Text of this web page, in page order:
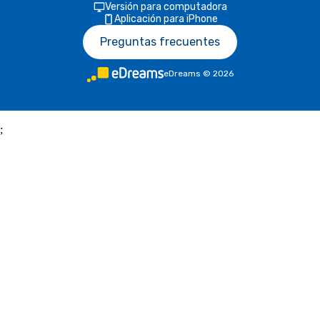
Versión para computadora
Aplicación para iPhone
Preguntas frecuentes
eDreams © 2026
;